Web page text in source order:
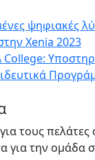
ψηφιακές
Xenia 2023
College:
τους
για την ομάδα